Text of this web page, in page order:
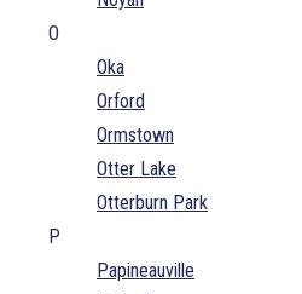
O
Oka
Orford
Ormstown
Otter Lake
Otterburn Park
P
Papineauville